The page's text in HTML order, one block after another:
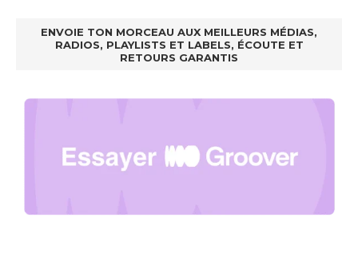
ENVOIE TON MORCEAU AUX MEILLEURS MÉDIAS,
RADIOS, PLAYLISTS ET LABELS, ÉCOUTE ET
RETOURS GARANTIS